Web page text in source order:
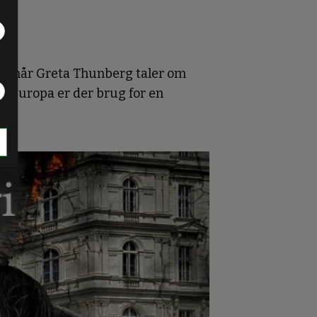
når Greta Thunberg taler om
Europa er der brug for en